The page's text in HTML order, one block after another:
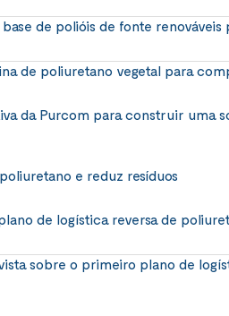
de polióis de fonte renováveis
de poliuretano vegetal para
da Purcom para construir uma
e reduz resíduos
de logística reversa de
sobre o primeiro plano de